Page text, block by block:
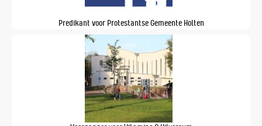
Predikant voor Protestantse Gemeente Holten